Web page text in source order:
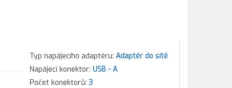
Typ napájecího adaptéru: Adaptér do sítě
Napájecí konektor: USB - A
Počet konektorů: 3